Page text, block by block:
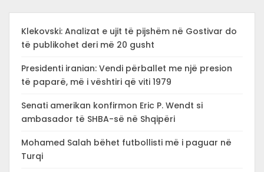
Klekovski: Analizat e ujit të pijshëm në Gostivar do
të publikohet deri më 20 gusht
Presidenti iranian: Vendi përballet me një presion
të paparë, më i vështiri që viti 1979
Senati amerikan konfirmon Eric P. Wendt si
ambasador të SHBA-së në Shqipëri
Mohamed Salah bëhet futbollisti më i paguar në
Turqi